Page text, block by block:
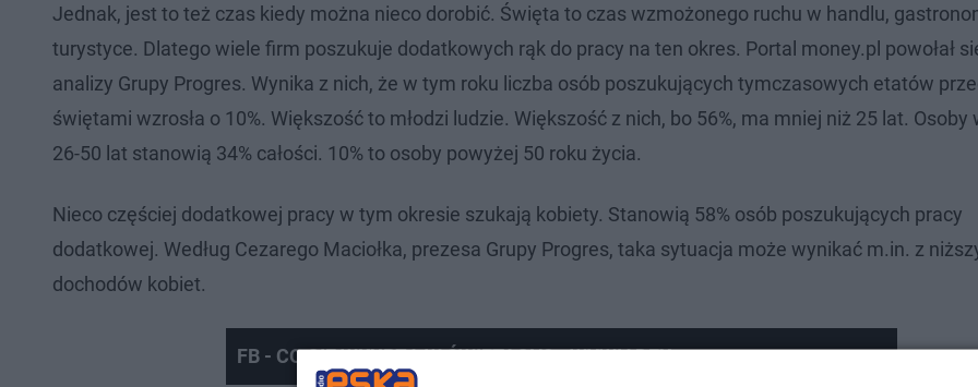
Jednak, jest to też czas kiedy można nieco dorobić. Święta to czas wzmożonego ruchu w handlu,
turystyce. Dlatego wiele firm poszukuje dodatkowych rąk do pracy na ten okres. Portal money.pl powołał
analizy Grupy Progres. Wynika z nich, że w tym roku liczba osób poszukujących tymczasowych etatów
świętami wzrosła o 10%. Większość to młodzi ludzie. Większość z nich, bo 56%, ma mniej niż 25 lat. Osoby
26-50 lat stanowią 34% całości. 10% to osoby powyżej 50 roku życia.
Nieco częściej dodatkowej pracy w tym okresie szukają kobiety. Stanowią 58% osób poszukujących pracy
dodatkowej. Według Cezarego Maciołka, prezesa Grupy Progres, taka sytuacja może wynikać m.in. z
dochodów kobiet.
FB - CO CIĘ WKURZA W ŚWIĘTACH? - WYWIADEX